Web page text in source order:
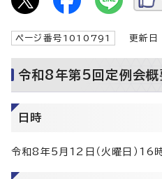
ページ番号1010791 更新日
令和8年第5回定例会概
日時
令和8年5月12日（火曜日）16